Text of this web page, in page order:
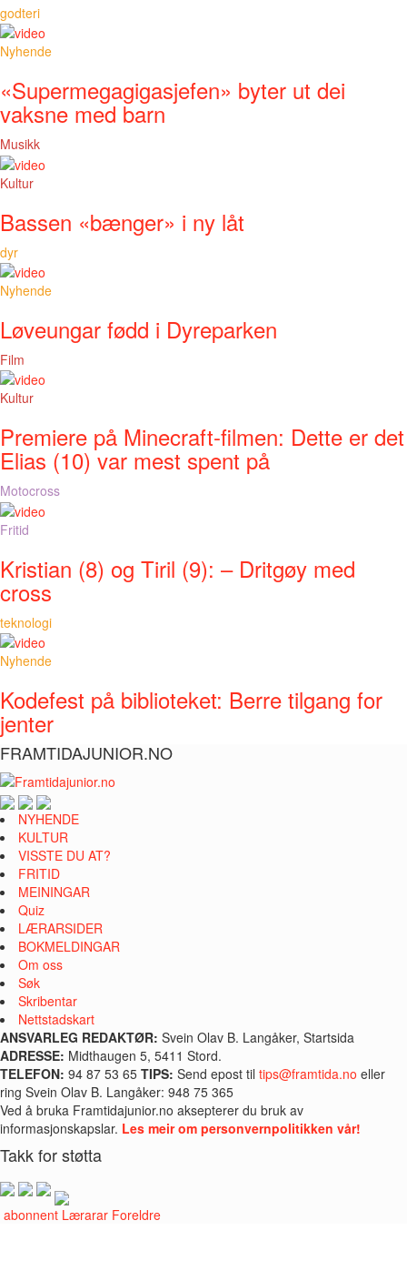
godteri
Nyhende
«Supermegagigasjefen» byter ut dei
vaksne med barn
Musikk
Kultur
Bassen «bænger» i ny låt
dyr
Nyhende
Løveungar fødd i Dyreparken
Film
Kultur
Premiere på Minecraft-filmen: Dette er det
Elias (10) var mest spent på
Motocross
Fritid
Kristian (8) og Tiril (9): – Dritgøy med
cross
teknologi
Nyhende
Kodefest på biblioteket: Berre tilgang for
jenter
FRAMTIDAJUNIOR.NO
NYHENDE
KULTUR
VISSTE DU AT?
FRITID
MEININGAR
Quiz
LÆRARSIDER
BOKMELDINGAR
Om oss
Søk
Skribentar
Nettstadskart
ANSVARLEG REDAKTØR: Svein Olav B. Langåker, Startsida
ADRESSE: Midthaugen 5, 5411 Stord.
TELEFON: 94 87 53 65 TIPS: Send epost til tips@framtida.no eller
ring Svein Olav B. Langåker: 948 75 365
Ved å bruka Framtidajunior.no aksepterer du bruk av
informasjonskapslar. Les meir om personvernpolitikken vår!
Takk for støtta
abonnent Lærarar Foreldre